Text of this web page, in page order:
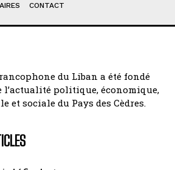
CONTACT
du Liban a été fondé
l’actualité politique, économique,
et sociale du Pays des Cèdres.